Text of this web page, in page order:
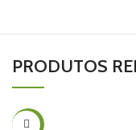
PRODUTOS
-32%